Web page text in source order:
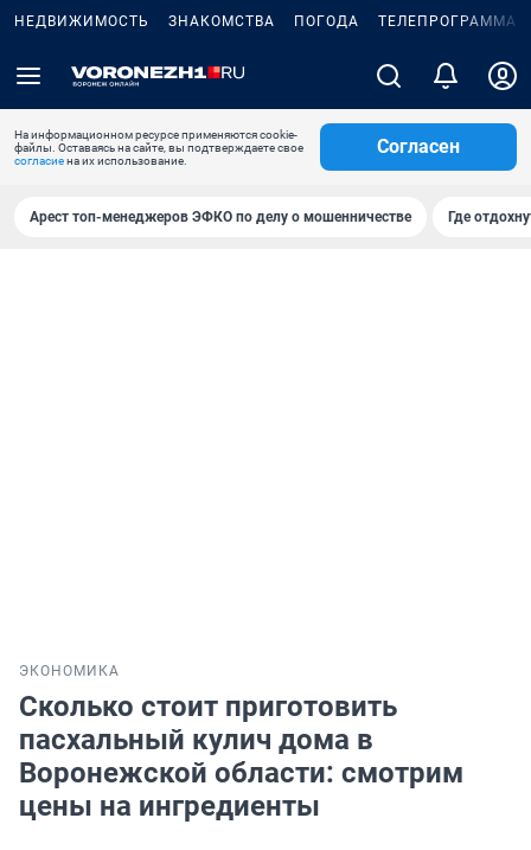
НЕДВИЖИМОСТЬ ЗНАКОМСТВА ПОГОДА ТЕЛЕПРОГРАММА
На информационном ресурсе применяются cookie-
файлы. Оставаясь на сайте, вы подтверждаете свое
согласиена их использование.
Согласен
Арест топ-менеджеров ЭФКО по делу о мошенничестве Где
ЭКОНОМИКА
Сколько стоит приготовить
пасхальный кулич дома в
Воронежской области: смотрим
цены на ингредиенты